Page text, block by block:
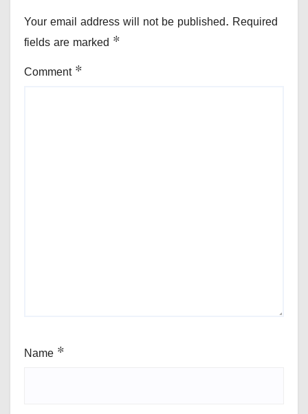
Your email address will not be published. Required
fields are marked *
Comment *
Name *